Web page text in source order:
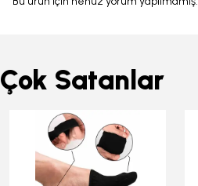
Çok Satanlar